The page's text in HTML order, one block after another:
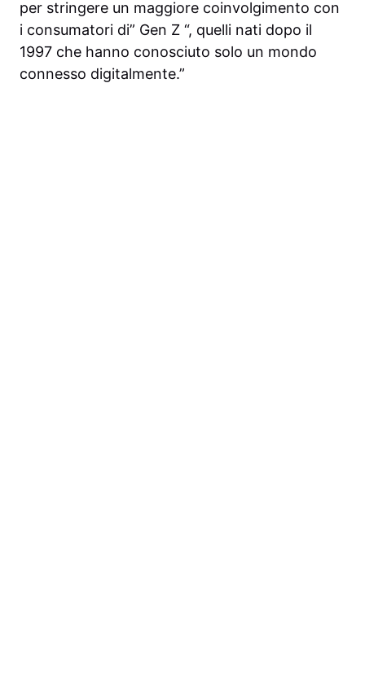
per stringere un maggiore coinvolgimento con
i consumatori di” Gen Z “, quelli nati dopo il
1997 che hanno conosciuto solo un mondo
connesso digitalmente.”